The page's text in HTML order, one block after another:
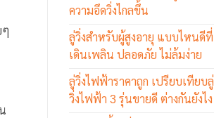
ๆ
ความอึดวิ่งไกลขึ้น
ลู่วิ่งสำหรับผู้สูงอายุ แบบไหนดีที่
เดินเพลิน ปลอดภัย ไม่ล้มง่าย
ลู่วิ่งไฟฟ้าราคาถูก เปรียบเทียบลู่
วิ่งไฟฟ้า 3 รุ่นขายดี ต่างกันยังไง